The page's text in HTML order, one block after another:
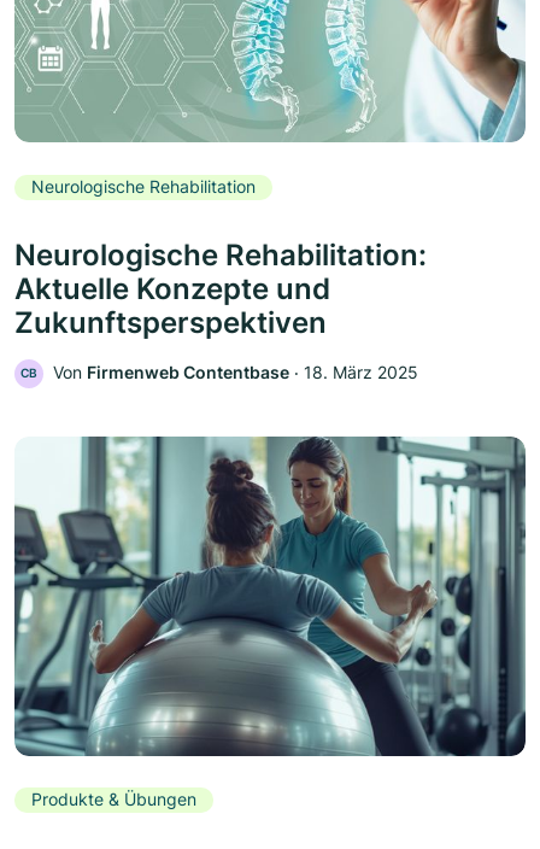
Neurologische Rehabilitation
Neurologische Rehabilitation:
Aktuelle Konzepte und
Zukunftsperspektiven
CB Von Firmenweb Contentbase ‧ 18. März 2025
Produkte & Übungen